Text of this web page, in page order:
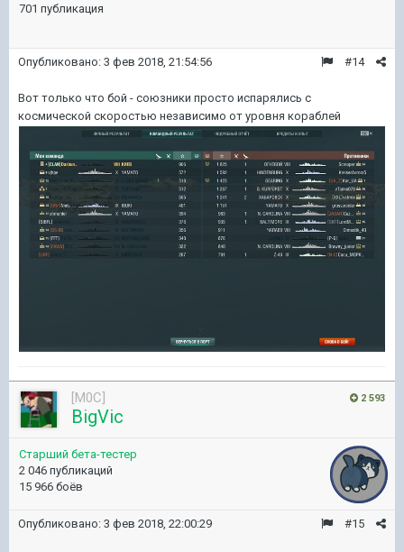
701 публикация
#14
Опубликовано: 3 фев 2018, 21:54:56
Вот только что бой - союзники просто испарялись с
космической скоростью независимо от уровня кораблей
2 593
[M0C]
BigVic
Старший бета-тестер
2 046 публикаций
15 966 боёв
#15
Опубликовано: 3 фев 2018, 22:00:29